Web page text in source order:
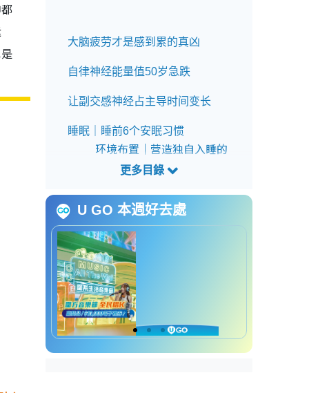
大脑疲劳才是感到累的真凶
自律神经能量值50岁急跌
让副交感神经占主导时间变长
睡眠｜睡前6个安眠习惯
环境布置｜营造独自入睡的
声
环境布置｜睡前关掉电热毯
睡前地雷｜睡前饮用一杯温
水
睡前地雷｜戒除睡前饮酒
睡前地雷｜拒绝将手机带上
床
睡眠｜四个熟睡期间的要点
四个熟睡期间的要点｜1.确
U GO 本週好去處